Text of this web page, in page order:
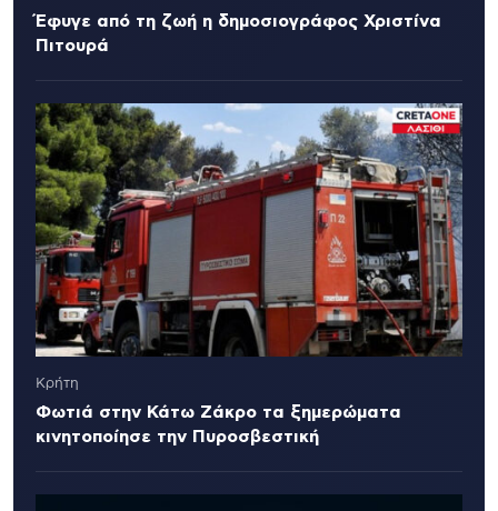
Έφυγε από τη ζωή η δημοσιογράφος Χριστίνα
Πιτουρά
Κρήτη
Φωτιά στην Κάτω Ζάκρο τα ξημερώματα
κινητοποίησε την Πυροσβεστική